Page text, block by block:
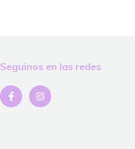
Seguinos en las redes